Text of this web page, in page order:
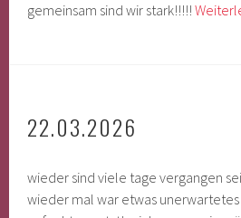
gemeinsam sind wir stark!!!!!
22.03.2026
wieder sind viele tage vergangen
wieder mal war etwas unerwartetes